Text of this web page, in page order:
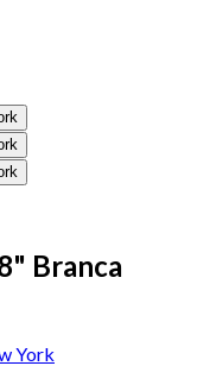
Branca
York